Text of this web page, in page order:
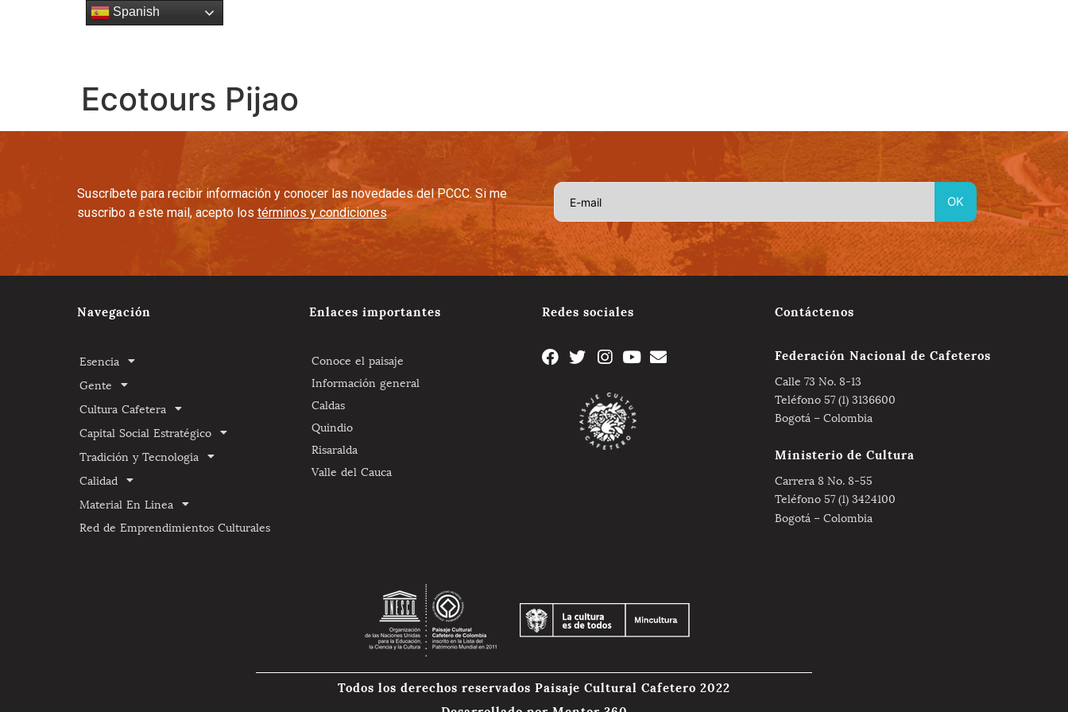
Ecotours Pijao
Suscríbete para recibir información y conocer las novedades del PCCC. Si me
suscribo a este mail, acepto los términos y condiciones
Navegación
Esencia
Gente
Cultura Cafetera
Capital Social Estratégico
Tradición y Tecnologia
Calidad
Material En Linea
Red de Emprendimientos Culturales
Enlaces importantes
Conoce el paisaje
Información general
Caldas
Quindio
Risaralda
Valle del Cauca
Redes sociales Contáctenos
Federación Nacional de Cafeteros
Calle 73 No. 8-13
Teléfono 57 (1) 3136600
Bogotá – Colombia
Ministerio de Cultura
Carrera 8 No. 8-55
Teléfono 57 (1) 3424100
Bogotá – Colombia
Todos los derechos reservados Paisaje Cultural Cafetero 2022
Spanish